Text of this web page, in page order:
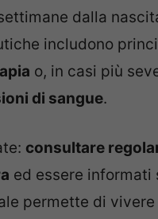
dalla
includono
o, in casi più
di sangue.
consultare
ed essere informati
permette di